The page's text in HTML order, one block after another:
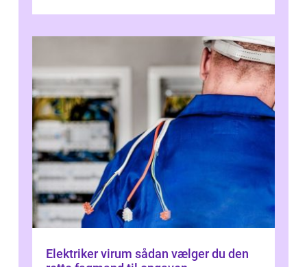
Elektriker virum sådan vælger du den